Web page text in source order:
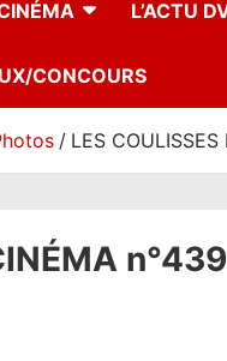
L’ACTU
CONCOURS
LES